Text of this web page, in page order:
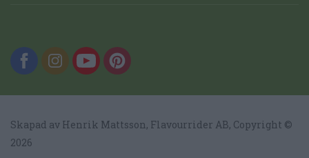
Skapad av Henrik Mattsson, Flavourrider AB, Copyright ©
2026